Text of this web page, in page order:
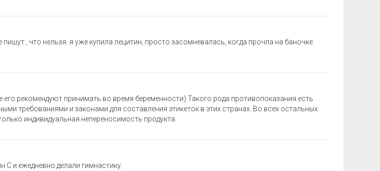
, что нельзя. я уже купила лецитин, просто засомневалась, когда прочла на баночке.
рекомендуют принимать во время беременности) Такого рода противопоказания есть
требованиями и законами для составления этикеток в этих странах. Во всех остальных
индивидуальная непереносимость продукта.
С и ежедневно делали гимнастику.